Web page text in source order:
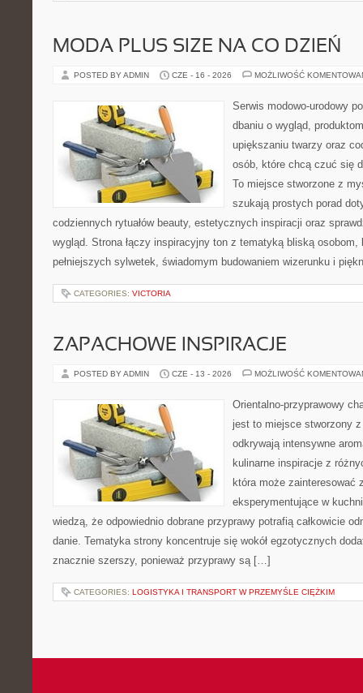
MODA PLUS SIZE NA CO DZIEŃ
POSTED BY ADMIN CZE - 16 - 2026 MOŻLIWOŚĆ
Serwis modowo-urodowy
dbaniu o wygląd,
upiększaniu twarzy oraz
osób, które chcą czuć się
To miejsce stworzone z
szukają prostych porad
codziennych rytuałów beauty, estetycznych inspiracji oraz
wygląd. Strona łączy inspiracyjny ton z tematyką bliską
pełniejszych sylwetek, świadomym budowaniem wizerunku i
CATEGORIES: VICTORIA
ZAPACHOWE INSPIRACJE
POSTED BY ADMIN CZE - 13 - 2026 MOŻLIWOŚĆ
Orientalno-przyprawowy
jest to miejsce stworzony
odkrywają intensywne
kulinarne inspiracje z
która może zainteresować
eksperymentujące w
wiedzą, że odpowiednio dobrane przyprawy potrafią całkowicie
danie. Tematyka strony koncentruje się wokół egzotycznych
znacznie szerszy, ponieważ przyprawy są […]
CATEGORIES: LOGISTYKA I TRANSPORT W PRZEMYŚLE CIĘŻKIM